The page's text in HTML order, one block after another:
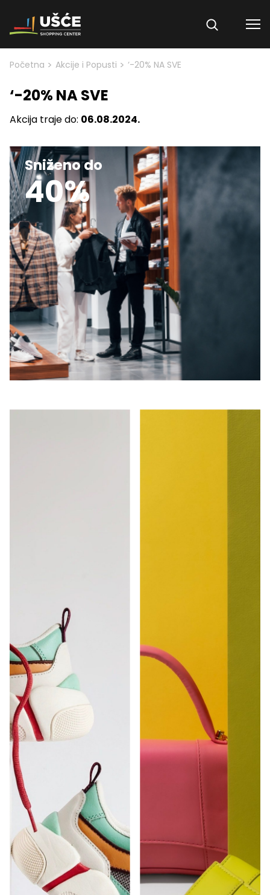
Skip to content
Početna > Akcije i Popusti > ‘-20% NA SVE
‘-20% NA SVE
Akcija traje do: 06.08.2024.
Sniženo do
40%